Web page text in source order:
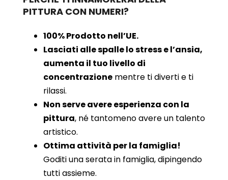
PITTURA CON NUMERI?
100% Prodotto nell’UE.
Lasciati alle spalle lo stress e l’ansia,
aumenta il tuo livello di
concentrazione mentre ti diverti e ti
rilassi.
Non serve avere esperienza con la
pittura, né tantomeno avere un talento
artistico.
Ottima attività per la famiglia!
Goditi una serata in famiglia, dipingendo
tutti assieme.